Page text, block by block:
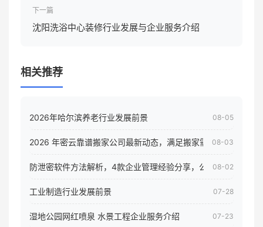
下一篇
沈阳洗浴中心装修行业发展与企业服务介绍
相关推荐
2026年哈尔滨养老行业发展前景 08-05
2026 年密云靠谱搬家公司最新动态，满足搬家需求！08-03
防泄密软件方法解析，4款企业管理经验分享，公司员工电脑核
08-02
工业制造行业发展前景 07-28
湿地公园网红喷泉 水景工程企业服务介绍 07-23